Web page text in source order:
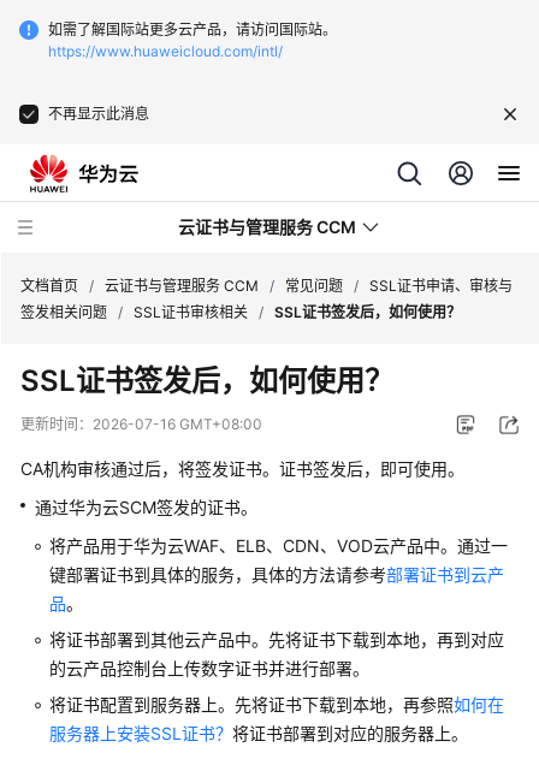
如需了解国际站更多云产品，请访问国际站。
https://www.huaweicloud.com/intl/
不再显示此消息
云证书与管理服务 CCM
新
动
服
务
公
告
产
品
介
绍
文档首页 / 云证书与管理服务 CCM / 常见问题 / SSL证书申请、审核与
签发相关问题 / SSL证书审核相关 / SSL证书签发后，如何使用？
SSL证书签发后，如何使用？
更新时间： 2026-07-16 GMT+08:00
CA机构审核通过后，将签发证书。证书签发后，即可使用。
通过华为云SCM签发的证书。
将产品用于华为云WAF、ELB、CDN、VOD云产品中。通过一
键部署证书到具体的服务，具体的方法请参考部署证书到云产
品。
将证书部署到其他云产品中。先将证书下载到本地，再到对应
的云产品控制台上传数字证书并进行部署。
将证书配置到服务器上。先将证书下载到本地，再参照如何在
服务器上安装SSL证书？ 将证书部署到对应的服务器上。